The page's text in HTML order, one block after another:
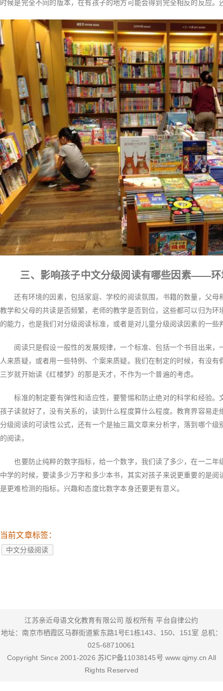
时候是完全不同的版本，在有孩子的地方可能会得到完全相反的反应。
三、影响孩子中文分级阅读有哪些因素——环
还有环境的因素，包括家庭、学校的阅读氛围，书籍的数量，父母
教学和父母的共读是否频繁，老师的教学是否到位，这些都可以归为环
的能力，也是我们对分级阅读标准，或者是对儿童分级阅读因素的一些
阅读只是假设一般性的发展规律，一个标准、包括一个书目出来，
人来质疑，或者用一些特例、个案来质疑。我们在制定的时候，有没有
三岁就开始读《红楼梦》的那是天才，不作为一个普遍的考虑。
标准的制定要有弹性和适应性，要警惕和防止绝对的科学和经验。
孩子读就好了，没有关系的，读到什么程度算什么程度。教育界容易走
分级阅读的可读性公式，还有一个是抽三篇文章来分析字，落到哪个级
的阅读。
也要防止纯粹的数字指标，给一个数字，我们读了多少，在一二年
中学的时候，要读多少万字和多少本书，其实对孩子来说更重要的是阅
是更难检测的指标。兴趣和态度比数字本身还要更有意义。
当前文章标签：
中文分级阅读
江苏亲近母语文化教育有限公司 版权所有平台自律公约
地址：南京市栖霞区马群街道紫东路1号E1栋143、150、151室 总机：
025-68710061
Copyright Since 2001-2026 苏ICP备11038145号 www.qjmy.cn All
Rights Reserved